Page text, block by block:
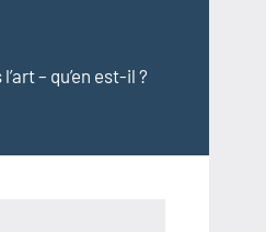
– qu’en est-il ?